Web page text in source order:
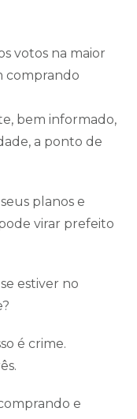
votos na maior
comprando
bem informado,
a ponto de
planos e
virar prefeito
estiver no
é crime.
e